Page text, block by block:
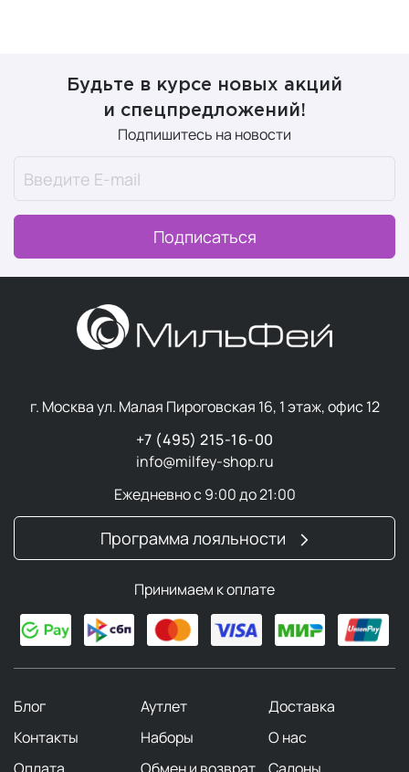
Будьте в курсе новых акций
и спецпредложений!
Подпишитесь на новости
Подписаться
г. Москва ул. Малая Пироговская 16, 1 этаж, офис 12
+7 (495) 215-16-00
info@milfey-shop.ru
Ежедневно с 9:00 до 21:00
Программа лояльности
Принимаем к оплате
Блог Аутлет
Доставка
Контакты
Наборы
О нас